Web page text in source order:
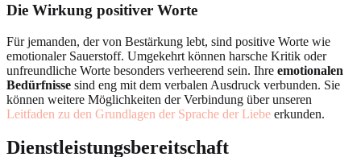
Die Wirkung positiver Worte
Für jemanden, der von Bestärkung lebt, sind positive Worte wie
emotionaler Sauerstoff. Umgekehrt können harsche Kritik oder
unfreundliche Worte besonders verheerend sein. Ihre emotionalen
Bedürfnisse sind eng mit dem verbalen Ausdruck verbunden. Sie
können weitere Möglichkeiten der Verbindung über unseren
Leitfaden zu den Grundlagen der Sprache der Liebe erkunden.
Dienstleistungsbereitschaft